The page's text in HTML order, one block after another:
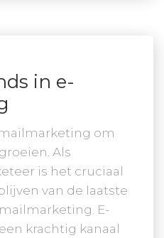
in e-
om
Als
is het cruciaal
van de laatste
E-
krachtig kanaal